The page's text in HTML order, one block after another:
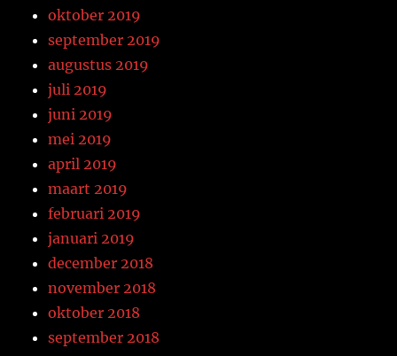
oktober 2019
september 2019
augustus 2019
juli 2019
juni 2019
mei 2019
april 2019
maart 2019
februari 2019
januari 2019
december 2018
november 2018
oktober 2018
september 2018